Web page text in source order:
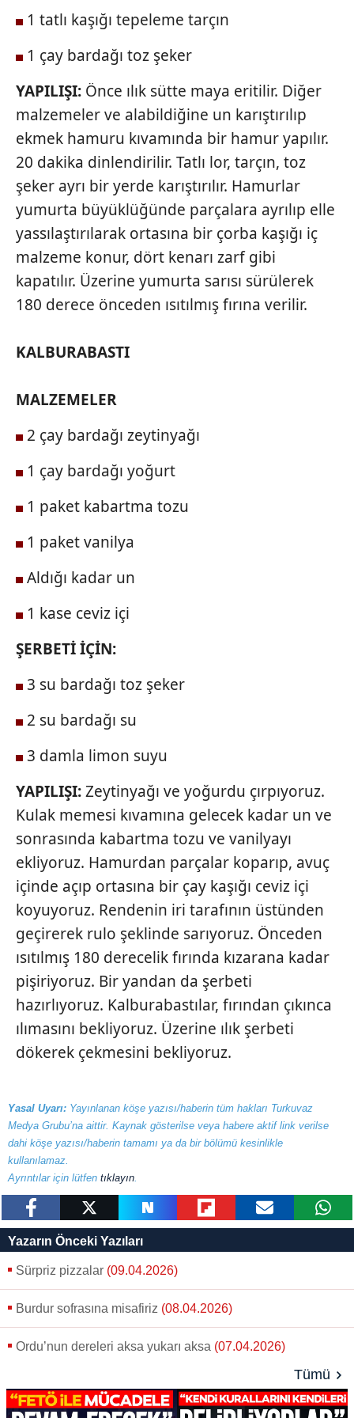
Metnimiziziyaret edebilirsiniz.
6698 sayılı Kişisel Verilerin Korunması Kanunu uyarınca
hazırlanmış Aydınlatma Metnimizi okumak ve sitemizde
ilgili mevzuata uygun olarak kullanılan çerezlerle ilgili bilgi
almak için lütfentıklayınız.
1 tatlı kaşığı tepeleme tarçın
1 çay bardağı toz şeker
YAPILIŞI: Önce ılık sütte maya eritilir. Diğer
malzemeler ve alabildiğine un karıştırılıp
ekmek hamuru kıvamında bir hamur yapılır.
20 dakika dinlendirilir. Tatlı lor, tarçın, toz
şeker ayrı bir yerde karıştırılır. Hamurlar
yumurta büyüklüğünde parçalara ayrılıp elle
yassılaştırılarak ortasına bir çorba kaşığı iç
malzeme konur, dört kenarı zarf gibi
kapatılır. Üzerine yumurta sarısı sürülerek
180 derece önceden ısıtılmış fırına verilir.
KALBURABASTI
MALZEMELER
2 çay bardağı zeytinyağı
1 çay bardağı yoğurt
1 paket kabartma tozu
1 paket vanilya
Aldığı kadar un
1 kase ceviz içi
ŞERBETİ İÇİN:
3 su bardağı toz şeker
2 su bardağı su
3 damla limon suyu
YAPILIŞI:Zeytinyağı ve yoğurdu çırpıyoruz.
Kulak memesi kıvamına gelecek kadar un ve
sonrasında kabartma tozu ve vanilyayı
ekliyoruz. Hamurdan parçalar koparıp, avuç
içinde açıp ortasına bir çay kaşığı ceviz içi
koyuyoruz. Rendenin iri tarafının üstünden
geçirerek rulo şeklinde sarıyoruz. Önceden
ısıtılmış 180 derecelik fırında kızarana kadar
pişiriyoruz. Bir yandan da şerbeti
hazırlıyoruz. Kalburabastılar, fırından çıkınca
ılımasını bekliyoruz. Üzerine ılık şerbeti
dökerek çekmesini bekliyoruz.
Yasal Uyarı: Yayınlanan köşe yazısı/haberin tüm hakları Turkuvaz
Medya Grubu’na aittir. Kaynak gösterilse veya habere aktif link verilse
dahi köşe yazısı/haberin tamamı ya da bir bölümü kesinlikle
kullanılamaz.
Ayrıntılar için lütfen tıklayın
Yazarın Önceki Yazıları
Sürpriz pizzalar (09.04.2026)
Burdur sofrasına misafiriz (08.04.2026)
Ordu’nun dereleri aksa yukarı aksa (07.04.2026)
Tümü